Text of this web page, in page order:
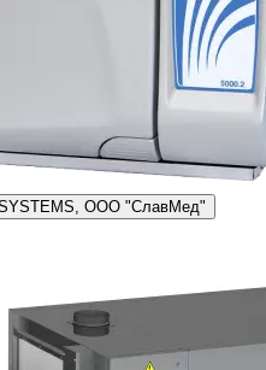
ООО "СлавМед"